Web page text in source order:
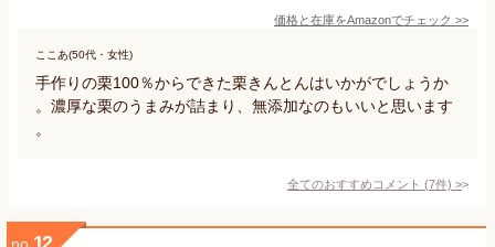
価格と在庫をAmazonでチェック >>
ここあ(50代・女性)
手作りの栗100％からできた栗きんとんはいかがでしょうか
。濃厚な栗のうまみが詰まり、無添加なのもいいと思います
。
全てのおすすめコメント (7件) >
12